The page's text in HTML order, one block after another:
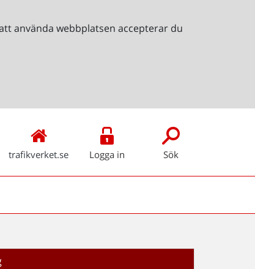
använda webbplatsen accepterar du
trafikverket.se Logga in Sök